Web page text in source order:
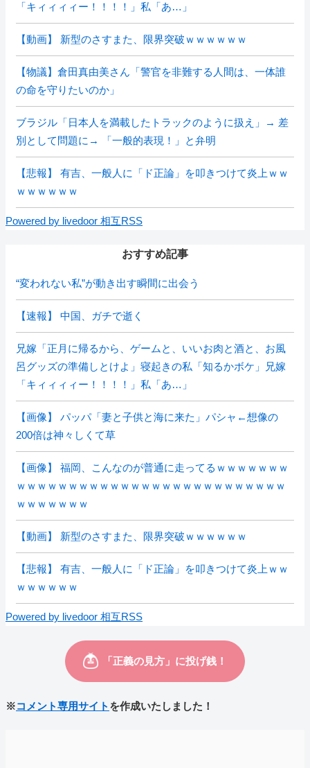
「キィィィィー！！！！」私「あ…」
【動画】 新型のさすまた、限界突破ｗｗｗｗｗｗ
【物議】倉田真由美さん「警官を非難する人間は、一体誰
の命を守りたいのか」
ブラジル「日本人を満載したトラックのように扱え」→ 差
別として問題に→ 「一般的表現！」と弁明
【悲報】 有吉、一般人に「ド正論」を叩きつけて炎上ｗｗ
ｗｗｗｗｗｗ
Powered by livedoor 相互RSS
おすすめ記事
“変われない私”が動き出す瞬間に出会う
【速報】 中国、ガチで逝く
兄嫁「正月に帰るから、ゲームと、いいお肉と酒と、お風
呂グッズの準備しとけよ」寝起きの私「知るかボケ」兄嫁
「キィィィィー！！！！」私「あ…」
【画像】 パッパ「妻と子供と海に来た」パシャ←想像の
200倍は神々しくて草
【画像】 福岡、こんなのが普通に走ってるｗｗｗｗｗｗｗ
ｗｗｗｗｗｗｗｗｗｗｗｗｗｗｗｗｗｗｗｗｗｗｗｗｗｗ
ｗｗｗｗｗｗｗ
【動画】 新型のさすまた、限界突破ｗｗｗｗｗｗ
【悲報】 有吉、一般人に「ド正論」を叩きつけて炎上ｗｗ
ｗｗｗｗｗｗ
Powered by livedoor 相互RSS
※コメント専用サイト を作成いたしました！